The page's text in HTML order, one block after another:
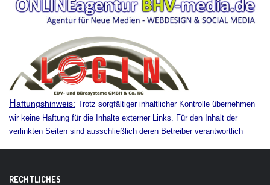
Haftungshinweis: Trotz sorgfältiger inhaltlicher Kontrolle übernehmen
wir keine Haftung für die Inhalte externer Links. Für den Inhalt der
verlinkten Seiten sind ausschließlich deren Betreiber verantwortlich
RECHTLICHES